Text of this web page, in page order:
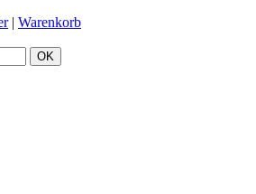
| Warenkorb